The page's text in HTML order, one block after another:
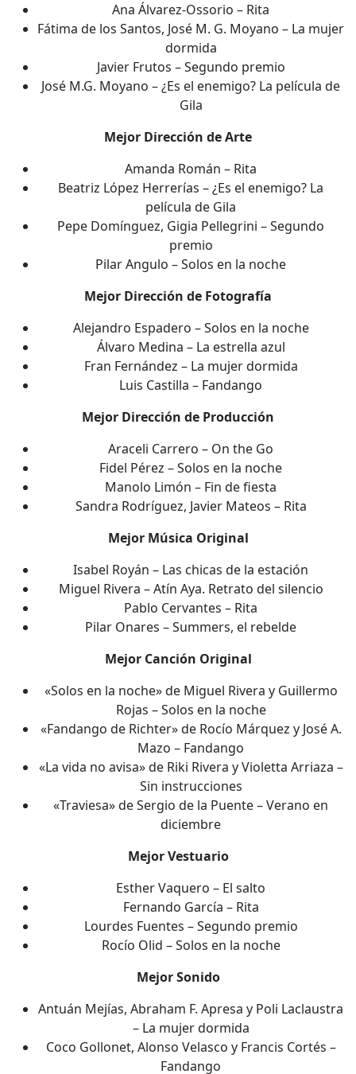
Ana Álvarez-Ossorio – Rita
Fátima de los Santos, José M. G. Moyano – La mujer
dormida
Javier Frutos – Segundo premio
José M.G. Moyano – ¿Es el enemigo? La película de
Gila
Mejor Dirección de Arte
Amanda Román – Rita
Beatriz López Herrerías – ¿Es el enemigo? La
película de Gila
Pepe Domínguez, Gigia Pellegrini – Segundo
premio
Pilar Angulo – Solos en la noche
Mejor Dirección de Fotografía
Alejandro Espadero – Solos en la noche
Álvaro Medina – La estrella azul
Fran Fernández – La mujer dormida
Luis Castilla – Fandango
Mejor Dirección de Producción
Araceli Carrero – On the Go
Fidel Pérez – Solos en la noche
Manolo Limón – Fin de fiesta
Sandra Rodríguez, Javier Mateos – Rita
Mejor Música Original
Isabel Royán – Las chicas de la estación
Miguel Rivera – Atín Aya. Retrato del silencio
Pablo Cervantes – Rita
Pilar Onares – Summers, el rebelde
Mejor Canción Original
«Solos en la noche» de Miguel Rivera y Guillermo
Rojas – Solos en la noche
«Fandango de Richter» de Rocío Márquez y José A.
Mazo – Fandango
«La vida no avisa» de Riki Rivera y Violetta Arriaza –
Sin instrucciones
«Traviesa» de Sergio de la Puente – Verano en
diciembre
Mejor Vestuario
Esther Vaquero – El salto
Fernando García – Rita
Lourdes Fuentes – Segundo premio
Rocío Olid – Solos en la noche
Mejor Sonido
Antuán Mejías, Abraham F. Apresa y Poli Laclaustra
– La mujer dormida
Coco Gollonet, Alonso Velasco y Francis Cortés –
Fandango